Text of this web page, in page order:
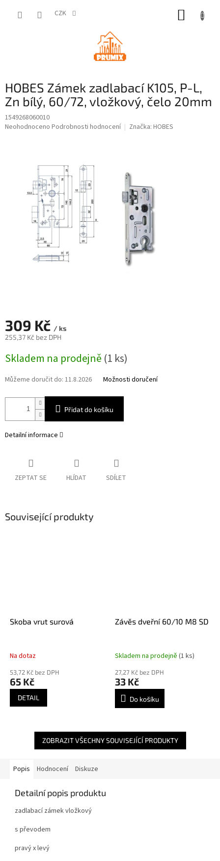
CZK
HOBES Zámek zadlabací K105, P-L,
Zn bílý, 60/72, vložkový, čelo 20mm
1549268060010
Průměrné
hvězdiček.
Neohodnoceno Podrobnosti hodnocení Značka: HOBES
309 Kč / ks
255,37 Kč bez DPH
cena:
Skladem na prodejně (1 ks)
Můžeme doručit do: 11.8.2026 Možnosti doručení
Přidat do košíku
Detailní informace
ZEPTAT SE HLÍDAT SDÍLET
Související produkty
Skoba vrut surová
Na dotaz
53,72 Kč bez DPH
65 Kč
DETAIL
Závěs dveřní 60/10 M8 SD
Skladem na prodejně (1 ks)
27,27 Kč bez DPH
33 Kč
Do košíku
ZOBRAZIT VŠECHNY SOUVISEJÍCÍ PRODUKTY
Popis Hodnocení Diskuze
Detailní popis produktu
zadlabací zámek vložkový
s převodem
pravý x levý